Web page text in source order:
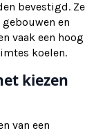
bevestigd. Ze
en
vaak een hoog
koelen.
kiezen
van een